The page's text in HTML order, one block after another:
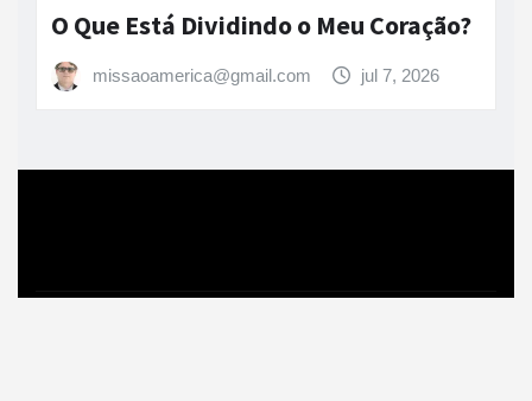
O Que Está Dividindo o Meu Coração?
missaoamerica@gmail.com jul 7, 2026